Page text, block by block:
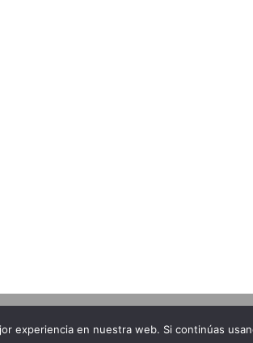
experiencia en nuestra web. Si continúas